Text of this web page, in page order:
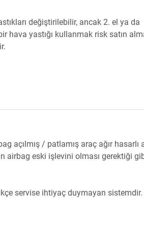
değiştirilebilir, ancak 2. el ya da
hava yastığı kullanmak risk satın
açılmış / patlamış araç ağır hasarlı
airbag eski işlevini olması gerektiği
servise ihtiyaç duymayan sistemdir.